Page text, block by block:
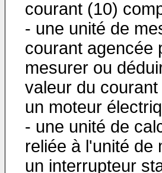
courant (10)
- une unité de
courant agencée
mesurer ou
valeur du
un moteur
- une unité de
reliée à l'unité de
un interrupteur